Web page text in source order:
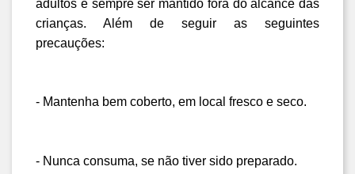
adultos e sempre ser mantido fora do alcance das
crianças. Além de seguir as seguintes
precauções:
- Mantenha bem coberto, em local fresco e seco.
- Nunca consuma, se não tiver sido preparado.